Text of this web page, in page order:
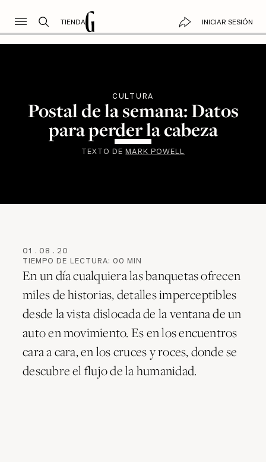
TIENDA INICIAR SESIÓN
CULTURA
Postal de la semana: Datos
para perder la cabeza
TEXTO DEMARK POWELL
01 . 08 . 20
TIEMPO DE LECTURA: 00 MIN
En un día cualquiera las banquetas ofrecen
miles de historias, detalles imperceptibles
desde la vista dislocada de la ventana de un
auto en movimiento. Es en los encuentros
cara a cara, en los cruces y roces, donde se
descubre el flujo de la humanidad.